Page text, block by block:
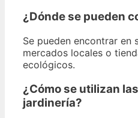
¿Dónde se pueden
Se pueden encontrar en
mercados locales o
ecológicos.
¿Cómo se utilizan
jardinería?